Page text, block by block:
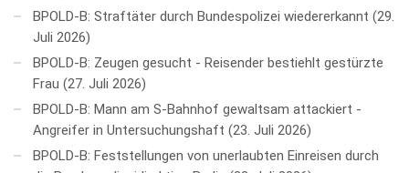
BPOLD-B: Straftäter durch Bundespolizei wiedererkannt
29.
Juli 2026
BPOLD-B: Zeugen gesucht - Reisender bestiehlt gestürzte
Frau
27. Juli 2026
BPOLD-B: Mann am S-Bahnhof gewaltsam attackiert -
Angreifer in Untersuchungshaft
23. Juli 2026
BPOLD-B: Feststellungen von unerlaubten Einreisen durch